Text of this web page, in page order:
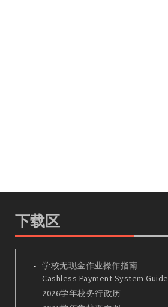
下载区
学校无现金作业操作指南
Cashless Payment System Guide
2026学年校务行政历